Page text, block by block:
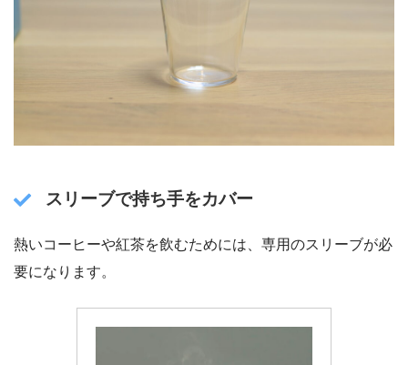
スリーブで持ち手をカバー
熱いコーヒーや紅茶を飲むためには、専用のスリーブが必
要になります。